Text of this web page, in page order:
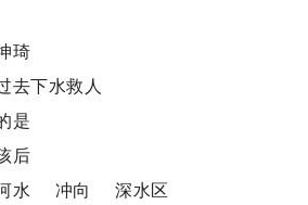
琦
去下水救人
是
后
河水 冲向 深水区